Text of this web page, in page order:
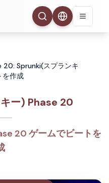
20: Sprunki(スプランキ
を作成
ー) Phase 20
20 ゲームでビートを